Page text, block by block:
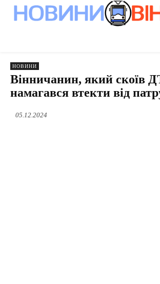
НОВИНИ
Вінничанин, який скоїв
намагався втекти від
05.12.2024